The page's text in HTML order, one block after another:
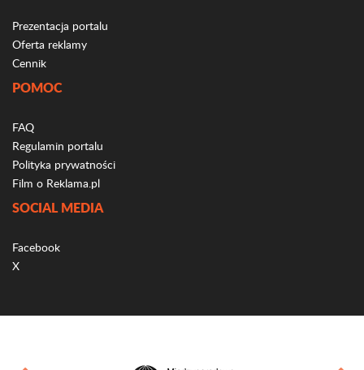
Prezentacja portalu
Oferta reklamy
Cennik
POMOC
FAQ
Regulamin portalu
Polityka prywatności
Film o Reklama.pl
SOCIAL MEDIA
Facebook
X